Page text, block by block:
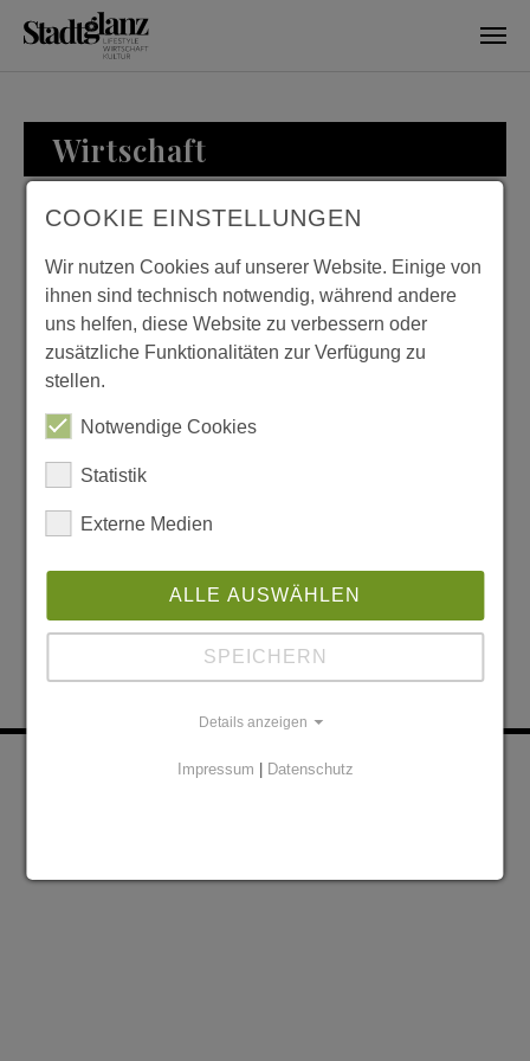
Wirtschaft
WIRTSCHAFT
ZU BESUCH BEI
FAMILIE LOESER
KONTAKT
COOKIE EINSTELLUNGEN
Wir nutzen Cookies auf unserer Website. Einige von
ihnen sind technisch notwendig, während andere
uns helfen, diese Website zu verbessern oder
zusätzliche Funktionalitäten zur Verfügung zu
stellen.
Notwendige Cookies
Statistik
Externe Medien
ALLE AUSWÄHLEN
SPEICHERN
Details anzeigen
Impressum Datenschutz